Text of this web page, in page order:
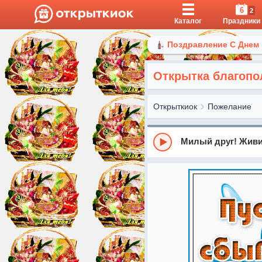
Каталог
6 2
Праздники
Поздравление С
Открытка
Открыткиок Пожелание
Милый друг!